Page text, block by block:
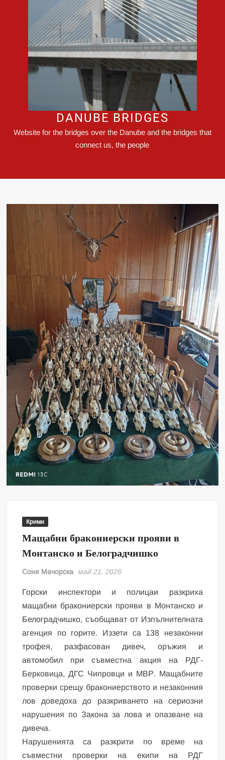
DANUBE BRIDGES
Website for the bridges over the Danube and the bridges that
connect us, the people
Крими
Мащабни бракониерски прояви в
Монтанско и Белоградчишко
Соня Мачорска май 21, 2026
Горски инспектори и полицаи разкриха
мащабни бракониерски прояви в Монтанско и
Белоградчишко, съобщават от Изпълнителната
агенция по горите. Иззети са 138 незаконни
трофея, разфасован дивеч, оръжия и
автомобил при съвместна акция на РДГ-
Берковица, ДГС Чипровци и МВР. Мащабните
проверки срещу бракониерството и незаконния
лов доведоха до разкриването на сериозни
нарушения по Закона за лова и опазване на
дивеча.
Нарушенията са разкрити по време на
съвместни проверки на екипи на РДГ